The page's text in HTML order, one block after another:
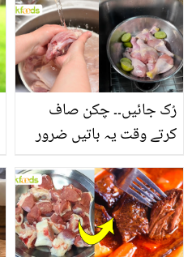
بنانے کے چند قدرتی طریقے
رُک جائیں۔۔ چکن صاف
کرتے وقت یہ باتیں ضرور